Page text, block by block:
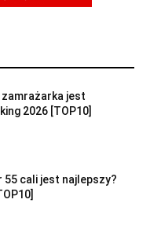
jest
2026 [TOP10]
cali jest najlepszy?